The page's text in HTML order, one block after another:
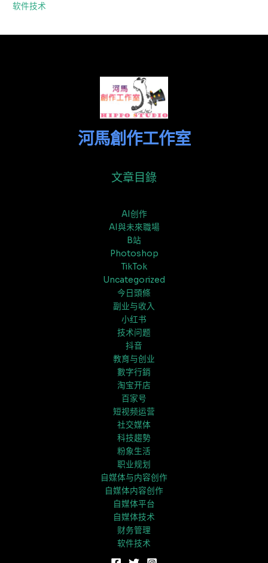
软件技术
河馬創作工作室
文章目錄
AI创作
AI與未來職場
B站
Photoshop
TikTok
Uncategorized
今日頭條
副业与收入
小红书
技术问题
抖音
教育与创业
數字行銷
淘宝开店
百家号
短视频运营
社交媒体
科技趨勢
粉象生活
职业规划
自媒体与内容创作
自媒体内容创作
自媒体平台
自媒体技术
财务管理
软件技术